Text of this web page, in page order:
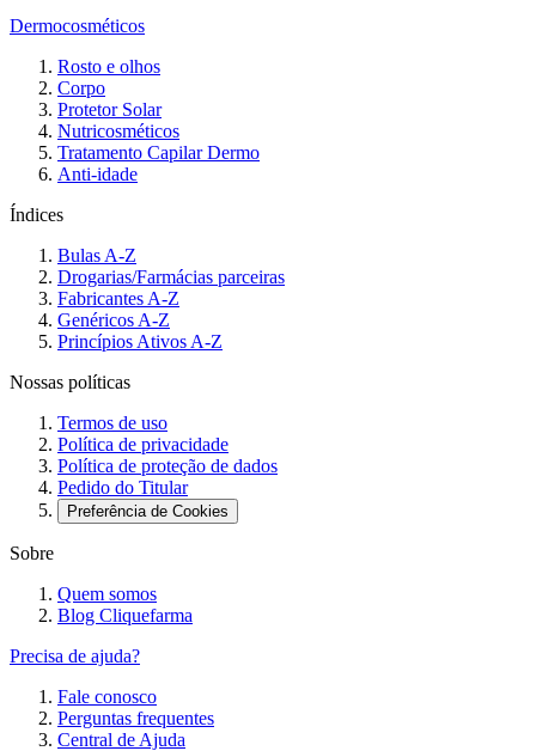
Dermocosméticos
Rosto e olhos
Corpo
Protetor Solar
Nutricosméticos
Tratamento Capilar Dermo
Anti-idade
Índices
Bulas A-Z
Drogarias/Farmácias parceiras
Fabricantes A-Z
Genéricos A-Z
Princípios Ativos A-Z
Nossas políticas
Termos de uso
Política de privacidade
Política de proteção de dados
Pedido do Titular
Preferência de Cookies
Sobre
Quem somos
Blog Cliquefarma
Precisa de ajuda?
Fale conosco
Perguntas frequentes
Central de Ajuda